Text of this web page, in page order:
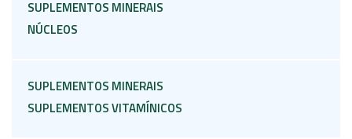
SUPLEMENTOS MINERAIS
NÚCLEOS
SUPLEMENTOS MINERAIS
SUPLEMENTOS VITAMÍNICOS